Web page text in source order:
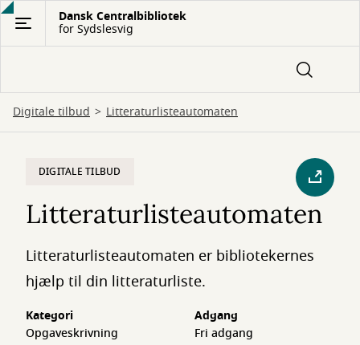
Gå
hovedindhold
Dansk Centralbibliotek
for Sydslesvig
Digitale tilbud Litteraturlisteautomaten
DIGITALE TILBUD
Litteraturlisteautomaten
Litteraturlisteautomaten er bibliotekernes
hjælp til din litteraturliste.
Kategori
Opgaveskrivning
Adgang
Fri adgang